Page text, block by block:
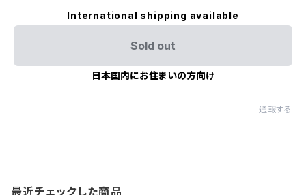
International shipping available
Sold out
日本国内にお住まいの方向け
通報する
最近チェックした商品